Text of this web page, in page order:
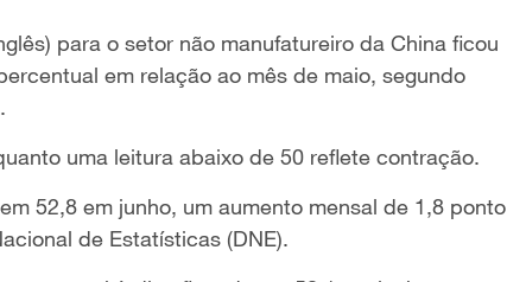
para o setor não manufatureiro da China ficou
em relação ao mês de maio, segundo
uma leitura abaixo de 50 reflete contração.
52,8 em junho, um aumento mensal de 1,8 ponto
de Estatísticas (DNE).